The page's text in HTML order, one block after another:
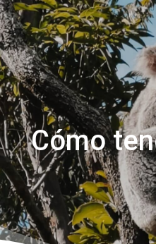
Cómo